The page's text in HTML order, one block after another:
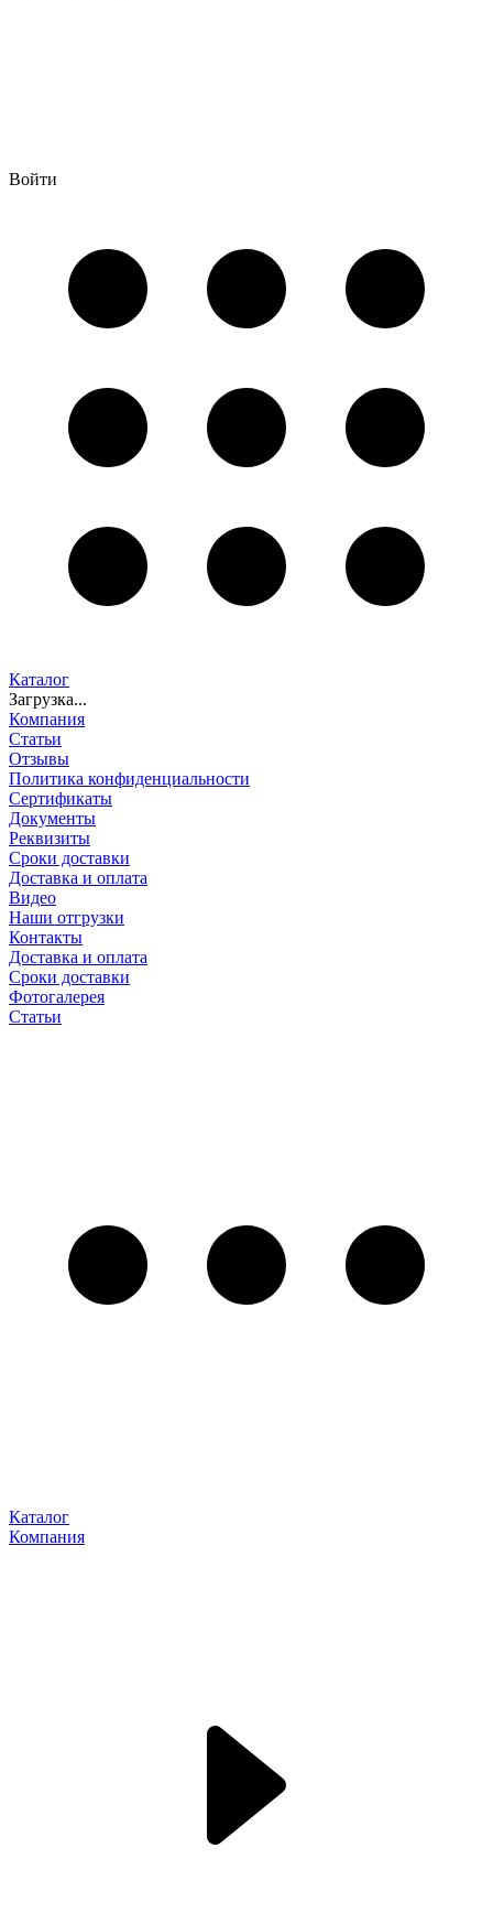
Войти
Каталог
Загрузка...
Компания
Статьи
Отзывы
Политика конфиденциальности
Сертификаты
Документы
Реквизиты
Сроки доставки
Доставка и оплата
Видео
Наши отгрузки
Контакты
Доставка и оплата
Сроки доставки
Фотогалерея
Статьи
Каталог
Компания